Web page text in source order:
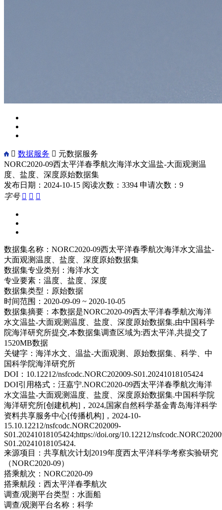
 数据服务  元数据服务
NORC2020-09西太平洋春季航次海洋水文温盐-大面观测温
度、盐度、深度原始数据集
发布日期：2024-10-15 阅读次数：3394 申请次数：9
字号   
数据集名称： NORC2020-09西太平洋春季航次海洋水文温盐-
大面观测温度、盐度、深度原始数据集
数据集专业类别： 海洋水文
专业要素： 温度、盐度、深度
数据集类型： 原始数据
时间范围： 2020-09-09 ~ 2020-10-05
数据集摘要： 本数据是NORC2020-09西太平洋春季航次海洋
水文温盐-大面观测温度、盐度、深度原始数据集,由中国科学
院海洋研究所提交,本数据集调查区域为:西太平洋,共提交了
1520MB数据
关键字： 海洋水文、温盐-大面观测、原始数据集、科学、中
国科学院海洋研究所
DOI： 10.12212/nsfcodc.NORC202009-S01.20241018105424
DOI引用格式： 汪嘉宁.NORC2020-09西太平洋春季航次海洋
水文温盐-大面观测温度、盐度、深度原始数据集.中国科学院
海洋研究所[创建机构]，2024,国家自然科学基金青岛海洋科学
资料共享服务中心[传播机构]，2024-10-
15.10.12212/nsfcodc.NORC202009-
S01.20241018105424;https://doi.org/10.12212/
S01.20241018105424.
来源项目： 共享航次计划2019年度西太平洋科学考察实验研究
（NORC2020-09）
搭乘航次： NORC2020-09
搭乘航段： 西太平洋春季航次
调查/观测平台类型： 水面船
调查/观测平台名称： 科学